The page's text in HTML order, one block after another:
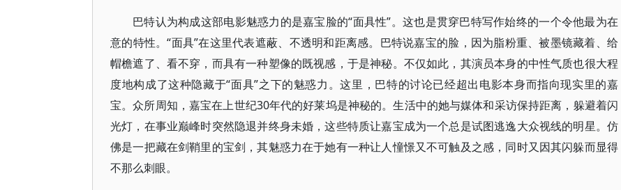
巴特认为构成这部电影魅惑力的是嘉宝脸的“面具性”。这也是贯穿巴特写作始终的一个令他最为在
意的特性。“面具”在这里代表遮蔽、不透明和距离感。巴特说嘉宝的脸，因为脂粉重、被墨镜藏着、给
帽檐遮了、看不穿，而具有一种塑像的既视感，于是神秘。不仅如此，其演员本身的中性气质也很大程
度地构成了这种隐藏于“面具”之下的魅惑力。这里，巴特的讨论已经超出电影本身而指向现实里的嘉
宝。众所周知，嘉宝在上世纪30年代的好莱坞是神秘的。生活中的她与媒体和采访保持距离，躲避着闪
光灯，在事业巅峰时突然隐退并终身未婚，这些特质让嘉宝成为一个总是试图逃逸大众视线的明星。仿
佛是一把藏在剑鞘里的宝剑，其魅惑力在于她有一种让人憧憬又不可触及之感，同时又因其闪躲而显得
不那么刺眼。